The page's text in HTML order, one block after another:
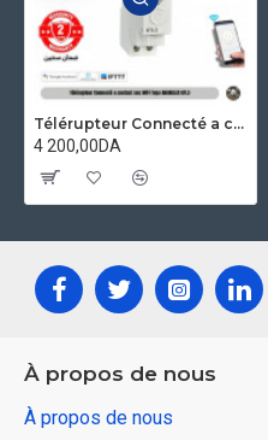
Télérupteur Connecté a contact sec WiFi Tuya GHARELEC GTL3 – Programmateur Intelligent Rail DIN 16A
4 200,00DA
À propos de nous
À propos de nous